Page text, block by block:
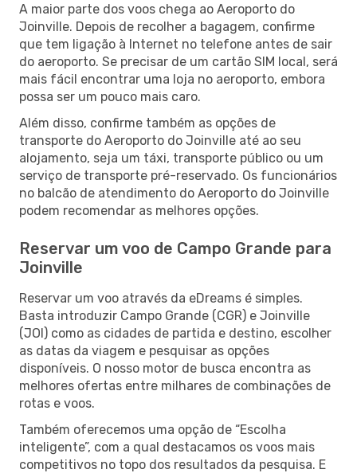
A maior parte dos voos chega ao Aeroporto do
Joinville. Depois de recolher a bagagem, confirme
que tem ligação à Internet no telefone antes de sair
do aeroporto. Se precisar de um cartão SIM local, será
mais fácil encontrar uma loja no aeroporto, embora
possa ser um pouco mais caro.
Além disso, confirme também as opções de
transporte do Aeroporto do Joinville até ao seu
alojamento, seja um táxi, transporte público ou um
serviço de transporte pré-reservado. Os funcionários
no balcão de atendimento do Aeroporto do Joinville
podem recomendar as melhores opções.
Reservar um voo de Campo Grande para
Joinville
Reservar um voo através da eDreams é simples.
Basta introduzir Campo Grande (CGR) e Joinville
(JOI) como as cidades de partida e destino, escolher
as datas da viagem e pesquisar as opções
disponíveis. O nosso motor de busca encontra as
melhores ofertas entre milhares de combinações de
rotas e voos.
Também oferecemos uma opção de “Escolha
inteligente”, com a qual destacamos os voos mais
competitivos no topo dos resultados da pesquisa. E